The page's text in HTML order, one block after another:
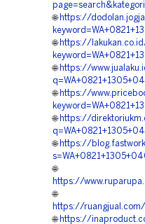
🌐 https://
🌐 https://
🌐 https://
🌐 https://
🌐 https://
🌐 https://
🌐
https://
🌐
https://
🌐 https://